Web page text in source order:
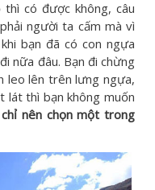
có được không, câu
người ta cấm mà vì
bạn đã có con ngựa
nữa đâu. Bạn đi chừng
leo lên trên lưng ngựa,
lát thì bạn không muốn
chỉ nên chọn một trong